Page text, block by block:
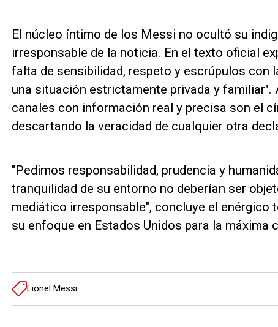
El núcleo íntimo de los Messi no ocultó su
irresponsable de la noticia. En el texto oficial
falta de sensibilidad, respeto y escrúpulos con
una situación estrictamente privada y
canales con información real y precisa son el
descartando la veracidad de cualquier otra
"Pedimos responsabilidad, prudencia y
tranquilidad de su entorno no deberían ser
mediático irresponsable", concluye el enérgico
su enfoque en Estados Unidos para la máxima
Lionel Messi